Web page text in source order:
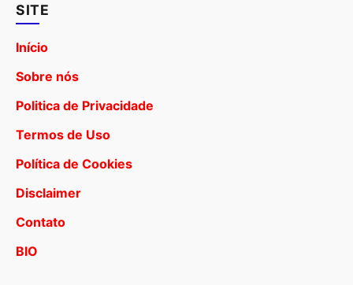
SITE
Início
Sobre nós
Politica de Privacidade
Termos de Uso
Política de Cookies
Disclaimer
Contato
BIO